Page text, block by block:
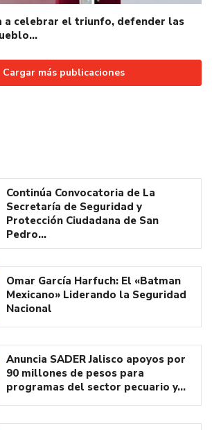
a celebrar el triunfo, defender las
Cargar más publicaciones
Continúa Convocatoria de La
Secretaría de Seguridad y
Protección Ciudadana de San
Pedro…
Omar García Harfuch: El «Batman
Mexicano» Liderando la Seguridad
Nacional
Anuncia SADER Jalisco apoyos por
90 millones de pesos para
programas del sector pecuario y…